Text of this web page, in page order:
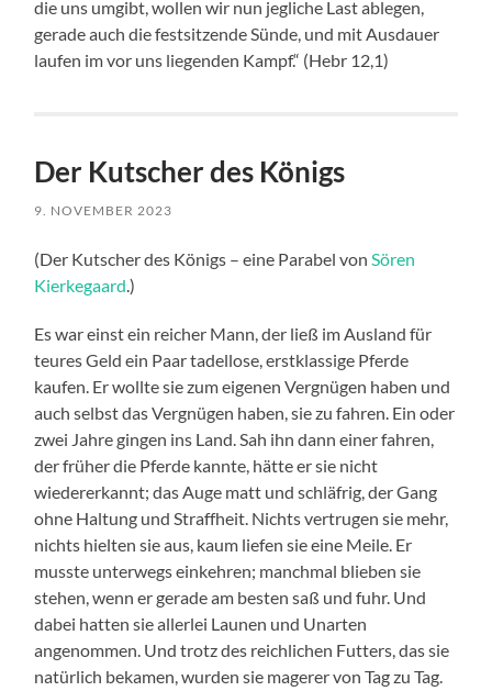
die uns umgibt, wollen wir nun jegliche Last ablegen,
gerade auch die festsitzende Sünde, und mit Ausdauer
laufen im vor uns liegenden Kampf.“ (Hebr 12,1)
Der Kutscher des Königs
9. NOVEMBER 2023
(Der Kutscher des Königs – eine Parabel vonSören
Kierkegaard.)
Es war einst ein reicher Mann, der ließ im Ausland für
teures Geld ein Paar tadellose, erstklassige Pferde
kaufen. Er wollte sie zum eigenen Vergnügen haben und
auch selbst das Vergnügen haben, sie zu fahren. Ein oder
zwei Jahre gingen ins Land. Sah ihn dann einer fahren,
der früher die Pferde kannte, hätte er sie nicht
wiedererkannt; das Auge matt und schläfrig, der Gang
ohne Haltung und Straffheit. Nichts vertrugen sie mehr,
nichts hielten sie aus, kaum liefen sie eine Meile. Er
musste unterwegs einkehren; manchmal blieben sie
stehen, wenn er gerade am besten saß und fuhr. Und
dabei hatten sie allerlei Launen und Unarten
angenommen. Und trotz des reichlichen Futters, das sie
natürlich bekamen, wurden sie magerer von Tag zu Tag.